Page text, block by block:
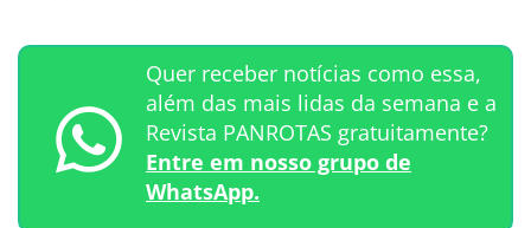
Quer receber notícias como essa,
além das mais lidas da semana e a
Revista PANROTAS gratuitamente?
Entre em nosso grupo de
WhatsApp.